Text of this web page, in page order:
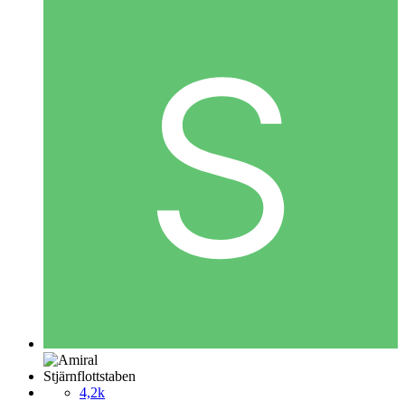
Stjärnflottstaben
4,2k